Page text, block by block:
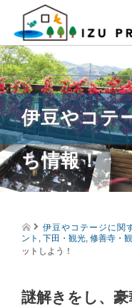
伊豆やコテ
ち情報！
伊豆やコテージに関
ント , 下田・観光, 修善寺・
ットしよう！
謎解きをし、